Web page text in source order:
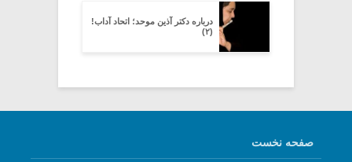
درباره دکتر آذین موحد؛ اتحاد آداب!
(۲)
صفحه نخست